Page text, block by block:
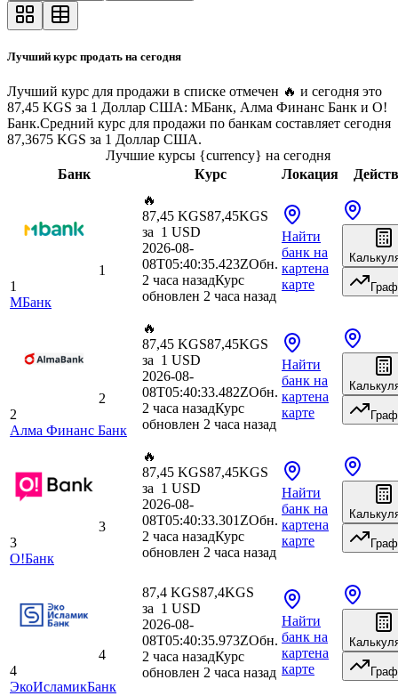
Лучший курс продать на сегодня
Лучший курс для продажи в списке отмечен 🔥 и сегодня это
87,45 KGS за 1 Доллар США: МБанк, Алма Финанс Банк и O!
Банк.Средний курс для продажи по банкам составляет сегодня
87,3675 KGS за 1 Доллар США.
Лучшие курсы {currency} на сегодня
Банк
Курс Локация
1
1
МБанк
🔥
87,45 KGS87,45KGS
за 1 USD
2026-08-
08T05:40:35.423ZОбн.
2 часа назадКурс
обновлен 2 часа назад
Найти
банк на
картена
карте
2
2
Алма Финанс Банк
🔥
87,45 KGS87,45KGS
за 1 USD
2026-08-
08T05:40:33.482ZОбн.
2 часа назадКурс
обновлен 2 часа назад
Найти
банк на
картена
карте
3
3
O!Банк
🔥
87,45 KGS87,45KGS
за 1 USD
2026-08-
08T05:40:33.301ZОбн.
2 часа назадКурс
обновлен 2 часа назад
Найти
банк на
картена
карте
4
4
ЭкоИсламикБанк
87,4 KGS87,4KGS
за 1 USD
2026-08-
08T05:40:35.973ZОбн.
2 часа назадКурс
обновлен 2 часа назад
Найти
банк на
картена
карте